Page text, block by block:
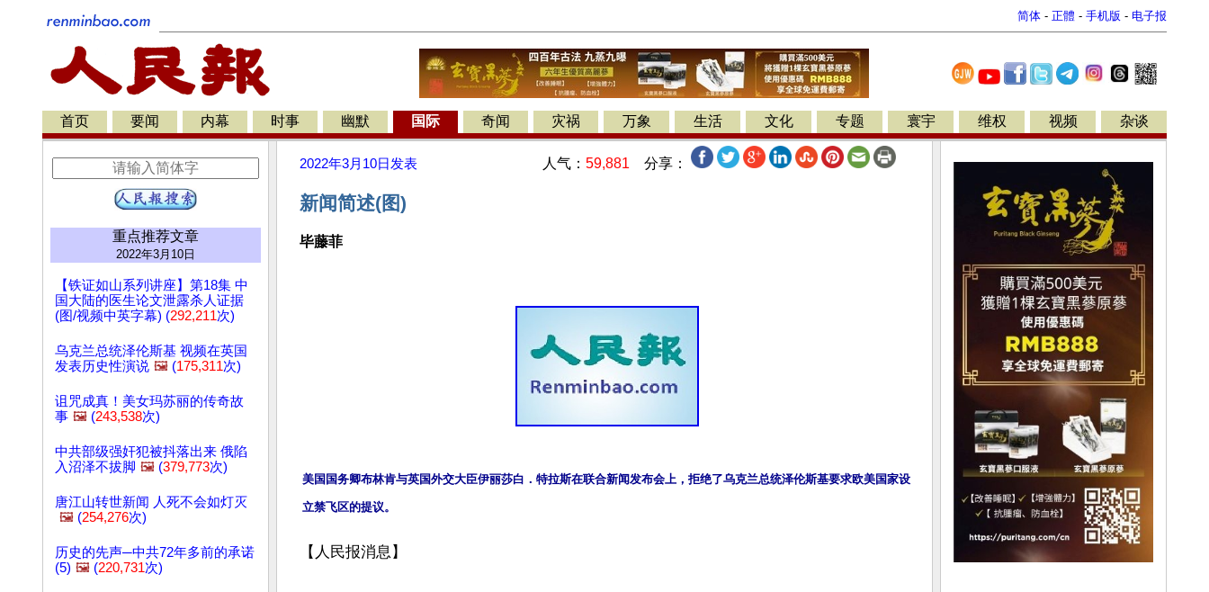
简体 - 正體 - 手机版 - 电子报
首页 要闻 内幕 时事 幽默 国际 奇闻 灾祸 万象 生活 文化 专题 寰宇 维权 视频 杂谈
重点推荐文章
2022年3月10日
【铁证如山系列讲座】第18集 中
国大陆的医生论文泄露杀人证据
(图/视频中英字幕) (292,211次)
乌克兰总统泽伦斯基 视频在英国
发表历史性演说 🖼️ (175,311次)
诅咒成真！美女玛苏丽的传奇故
事 🖼️ (243,538次)
中共部级强奸犯被抖落出来 俄陷
入沼泽不拔脚 🖼️ (379,773次)
唐江山转世新闻 人死不会如灯灭
🖼️ (254,276次)
历史的先声─中共72年多前的承诺
(5) 🖼️ (220,731次)
2022年3月10日 发表 人气： 59,881 分享：
新闻简述(图)
毕藤菲
美国国务卿布林肯与英国外交大臣伊丽莎白．特拉斯在联合新闻发布会上，拒绝了乌克兰总统泽伦斯基要求欧美国家设
【人民报消息】